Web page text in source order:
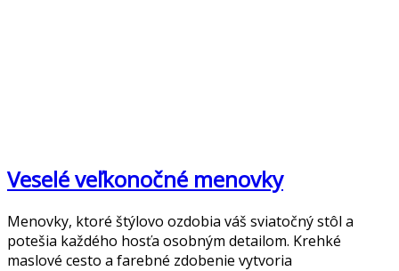
Veselé veľkonočné menovky
Menovky, ktoré štýlovo ozdobia váš sviatočný stôl a
potešia každého hosťa osobným detailom. Krehké
maslové cesto a farebné zdobenie vytvoria